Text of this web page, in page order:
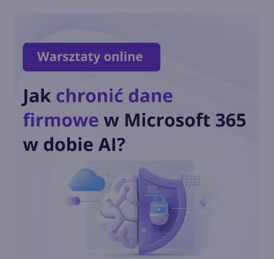
pobranie Paint 3D
Przedłużone wsparcie
konsumentów. Ile będzie
kosztować?
Październikowa aktualizacja
opcjonalna Windows 10 22H2
(build 19045.5073)